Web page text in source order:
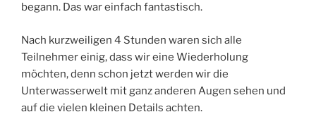
begann. Das war einfach fantastisch.
Nach kurzweiligen 4 Stunden waren sich alle
Teilnehmer einig, dass wir eine Wiederholung
möchten, denn schon jetzt werden wir die
Unterwasserwelt mit ganz anderen Augen sehen und
auf die vielen kleinen Details achten.